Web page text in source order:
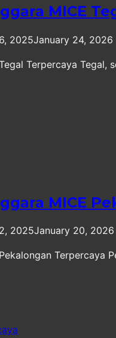
MICE
2025January 24, 2026
Terpercaya
MICE
2025January 20, 2026
Terpercaya